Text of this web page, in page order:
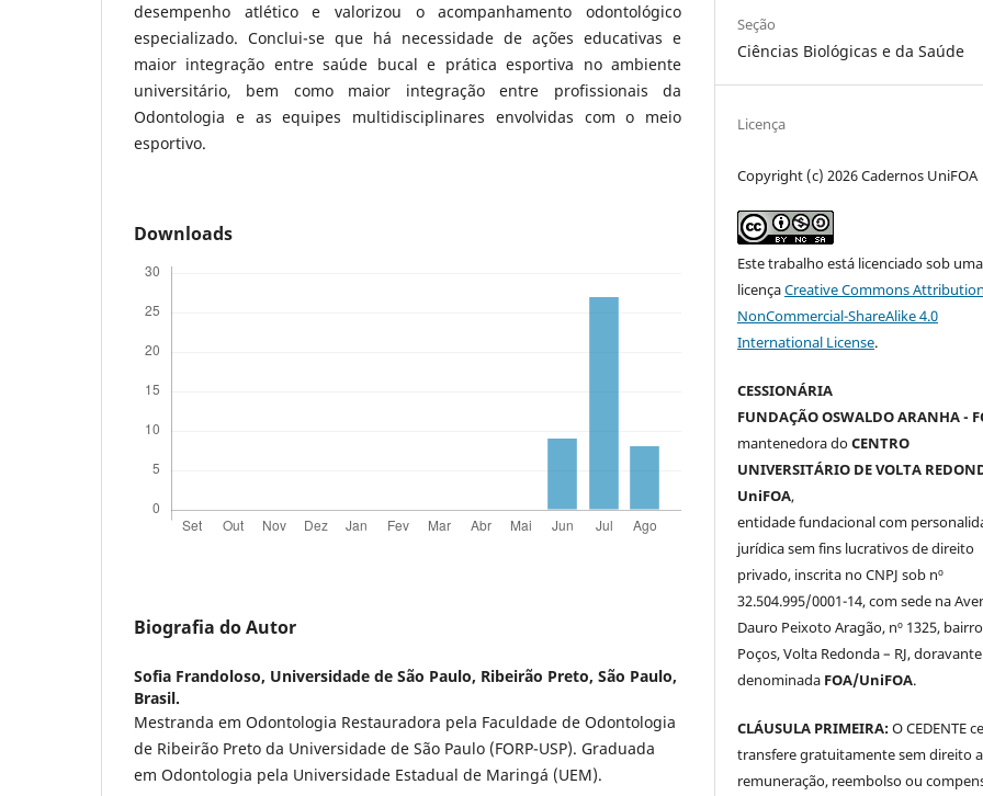
desempenho atlético e valorizou o acompanhamento odontológico
especializado. Conclui-se que há necessidade de ações educativas e
maior integração entre saúde bucal e prática esportiva no ambiente
universitário, bem como maior integração entre profissionais da
Odontologia e as equipes multidisciplinares envolvidas com o meio
esportivo.
Downloads
Biografia do Autor
Sofia Frandoloso, Universidade de São Paulo, Ribeirão Preto, São Paulo,
Brasil.
Mestranda em Odontologia Restauradora pela Faculdade de Odontologia
de Ribeirão Preto da Universidade de São Paulo (FORP-USP). Graduada
em Odontologia pela Universidade Estadual de Maringá (UEM).
Seção
Ciências Biológicas e da Saúde
Licença
Copyright (c) 2026 Cadernos UniFOA
Este trabalho está licenciado sob uma
licençaCreative Commons
NonCommercial-ShareAlike 4.0
International License.
CESSIONÁRIA
FUNDAÇÃO OSWALDO ARANHA -
mantenedora doCENTRO
UNIVERSITÁRIO DE VOLTA
UniFOA,
entidade fundacional com
jurídica sem fins lucrativos de direito
privado, inscrita no CNPJ sob nº
32.504.995/0001-14, com sede na
Dauro Peixoto Aragão, nº 1325,
Poços, Volta Redonda – RJ, doravante
denominada FOA/UniFOA.
CLÁUSULA PRIMEIRA:O CEDENTE
transfere gratuitamente sem direito a
remuneração, reembolso ou